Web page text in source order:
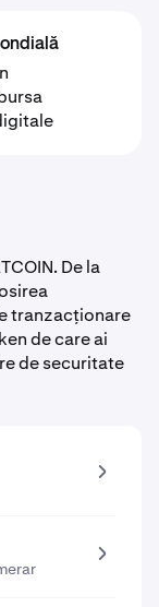
De la
tranzacționare
de care ai
de securitate